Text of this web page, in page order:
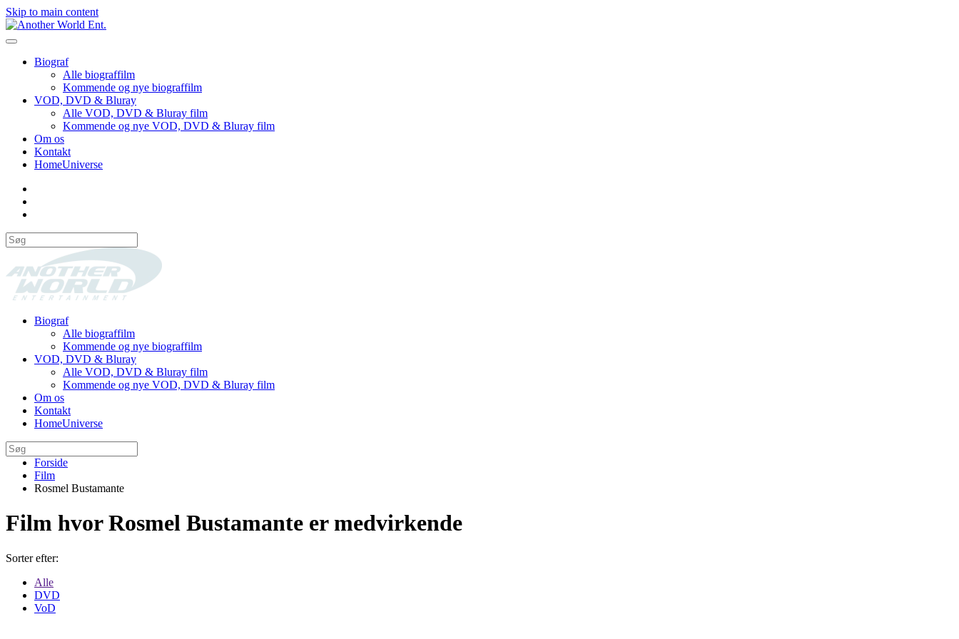
Skip to main content
Biograf
Alle biograffilm
Kommende og nye biograffilm
VOD, DVD & Bluray
Alle VOD, DVD & Bluray film
Kommende og nye VOD, DVD & Bluray film
Om os
Kontakt
HomeUniverse
Biograf
Alle biograffilm
Kommende og nye biograffilm
VOD, DVD & Bluray
Alle VOD, DVD & Bluray film
Kommende og nye VOD, DVD & Bluray film
Om os
Kontakt
HomeUniverse
Forside
Film
Rosmel Bustamante
Film hvor Rosmel Bustamante er medvirkende
Sorter efter:
Alle
DVD
VoD